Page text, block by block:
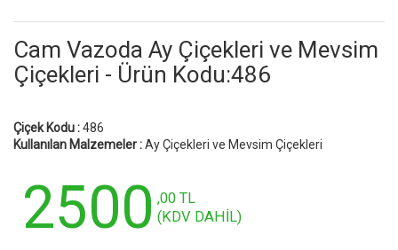
Cam Vazoda Ay Çiçekleri ve Mevsim
Çiçekleri - Ürün Kodu:486
Çiçek Kodu :486
Kullanılan Malzemeler :Ay Çiçekleri ve Mevsim Çiçekleri
2500 ,00 TL
(KDV DAHİL)